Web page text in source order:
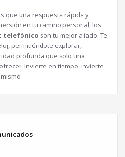
que una respuesta rápida y
en tu camino personal, los
telefónico son tu mejor aliado. Te
permitiéndote explorar,
profunda que solo una
Invierte en tiempo, invierte